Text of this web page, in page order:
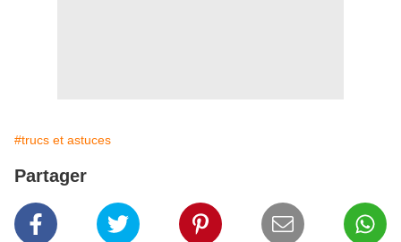
#trucs et astuces
Partager